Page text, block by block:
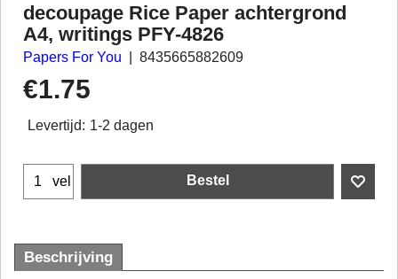
decoupage Rice Paper achtergrond
A4, writings PFY-4826
Papers For You 8435665882609
€1.75
Levertijd: 1-2 dagen
vel Bestel
Beschrijving